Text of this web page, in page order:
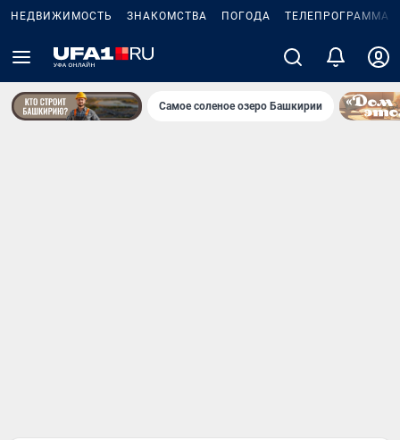
НЕДВИЖИМОСТЬ ЗНАКОМСТВА ПОГОДА ТЕЛЕПРОГРАММА
Самое соленое озеро Башкирии